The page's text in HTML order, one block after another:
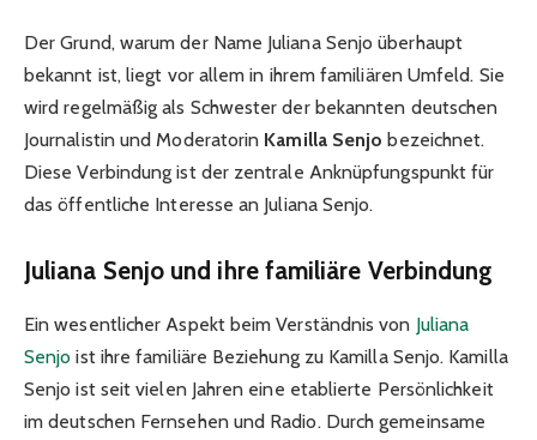
Der Grund, warum der Name Juliana Senjo überhaupt
bekannt ist, liegt vor allem in ihrem familiären Umfeld. Sie
wird regelmäßig als Schwester der bekannten deutschen
Journalistin und Moderatorin Kamilla Senjo bezeichnet.
Diese Verbindung ist der zentrale Anknüpfungspunkt für
das öffentliche Interesse an Juliana Senjo.
Juliana Senjo und ihre familiäre Verbindung
Ein wesentlicher Aspekt beim Verständnis von Juliana
Senjo ist ihre familiäre Beziehung zu Kamilla Senjo. Kamilla
Senjo ist seit vielen Jahren eine etablierte Persönlichkeit
im deutschen Fernsehen und Radio. Durch gemeinsame